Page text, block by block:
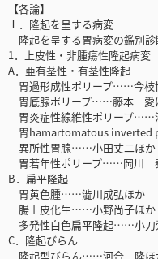
【各論】
Ⅰ．隆起を呈する病変
隆起を呈する胃病変の鑑別
1．上皮性・非腫瘍性隆起病変
A．亜有茎性・有茎性隆起
胃過形成性ポリープ……今枝
胃底腺ポリープ……藤本 愛
胃炎症性線維性ポリープ……
胃hamartomatous
異所性胃腺……小田丈二ほか
胃若年性ポリープ……岡川
B．扁平隆起
胃黄色腫……澁川成弘ほか
腸上皮化生……小野尚子ほか
多発性白色扁平隆起……小刀
C．隆起びらん
隆起型びらん……河合 隆ほ